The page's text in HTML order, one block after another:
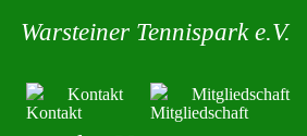
Warsteiner Tennispark e.V.
Kontakt Mitgliedschaft